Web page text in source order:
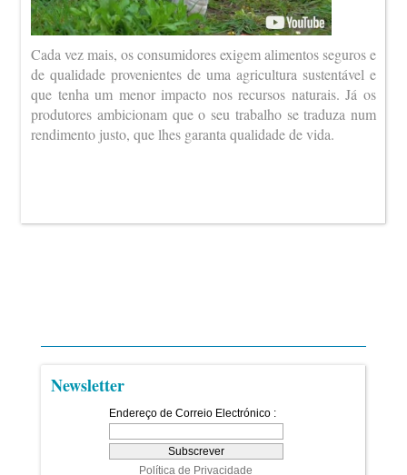
Cada vez mais, os consumidores exigem alimentos seguros e
de qualidade provenientes de uma agricultura sustentável e
que tenha um menor impacto nos recursos naturais. Já os
produtores ambicionam que o seu trabalho se traduza num
rendimento justo, que lhes garanta qualidade de vida.
Newsletter